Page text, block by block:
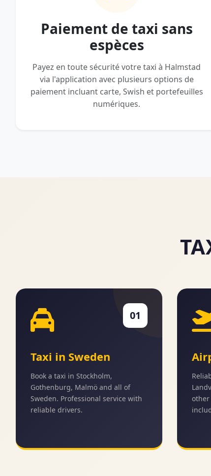
Paiement de taxi sans
espèces
Payez en toute sécurité votre taxi à Halmstad
via l'application avec plusieurs options de
paiement incluant carte, Swish et portefeuilles
numériques.
01
Taxi in Sweden
Book a taxi in Stockholm,
Gothenburg, Malmö and all of
Sweden. Professional service with
reliable drivers.